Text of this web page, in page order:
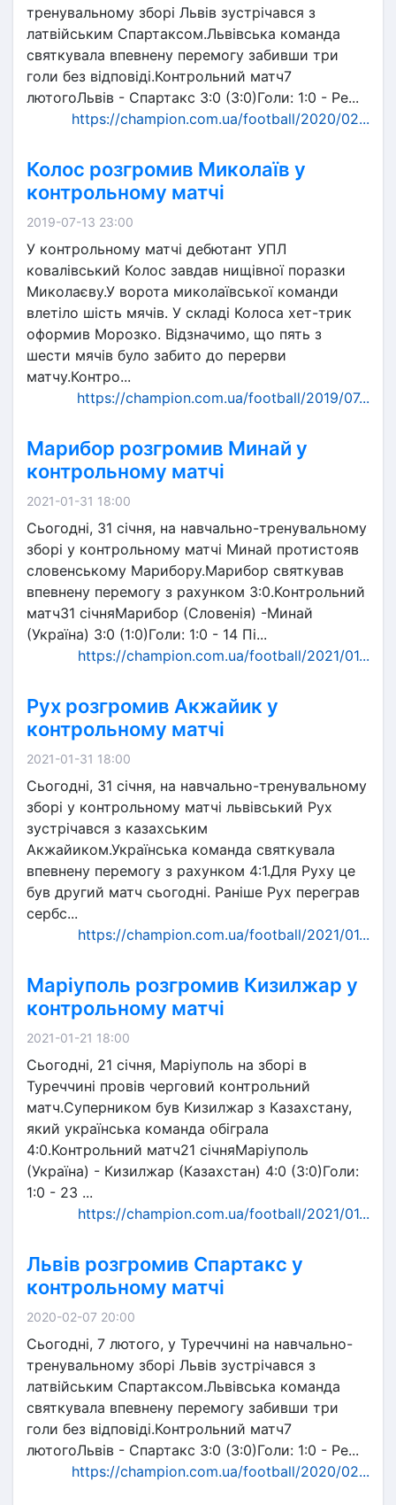
тренувальному зборі Львів зустрічався з
латвійським Спартаксом.Львівська команда
святкувала впевнену перемогу забивши три
голи без відповіді.Контрольний матч7
лютогоЛьвів - Спартакс 3:0 (3:0)Голи: 1:0 - Ре...
https://champion.com.ua/football/2020/02...
Колос розгромив Миколаїв у
контрольному матчі
2019-07-13 23:00
У контрольному матчі дебютант УПЛ
ковалівський Колос завдав нищівної поразки
Миколаєву.У ворота миколаївської команди
влетіло шість мячів. У складі Колоса хет-трик
оформив Морозко. Відзначимо, що пять з
шести мячів було забито до перерви
матчу.Контро...
https://champion.com.ua/football/2019/07...
Марибор розгромив Минай у
контрольному матчі
2021-01-31 18:00
Сьогодні, 31 січня, на навчально-тренувальному
зборі у контрольному матчі Минай протистояв
словенському Марибору.Марибор святкував
впевнену перемогу з рахунком 3:0.Контрольний
матч31 січняМарибор (Словенія) -Минай
(Україна) 3:0 (1:0)Голи: 1:0 - 14 Пі...
https://champion.com.ua/football/2021/01...
Рух розгромив Акжайик у
контрольному матчі
2021-01-31 18:00
Сьогодні, 31 січня, на навчально-тренувальному
зборі у контрольному матчі львівський Рух
зустрічався з казахським
Акжайиком.Українська команда святкувала
впевнену перемогу з рахунком 4:1.Для Руху це
був другий матч сьогодні. Раніше Рух переграв
сербс...
https://champion.com.ua/football/2021/01...
Маріуполь розгромив Кизилжар у
контрольному матчі
2021-01-21 18:00
Сьогодні, 21 січня, Маріуполь на зборі в
Туреччині провів черговий контрольний
матч.Суперником був Кизилжар з Казахстану,
який українська команда обіграла
4:0.Контрольний матч21 січняМаріуполь
(Україна) - Кизилжар (Казахстан) 4:0 (3:0)Голи:
1:0 - 23 ...
https://champion.com.ua/football/2021/01...
Львів розгромив Спартакс у
контрольному матчі
2020-02-07 20:00
Сьогодні, 7 лютого, у Туреччині на навчально-
тренувальному зборі Львів зустрічався з
латвійським Спартаксом.Львівська команда
святкувала впевнену перемогу забивши три
голи без відповіді.Контрольний матч7
лютогоЛьвів - Спартакс 3:0 (3:0)Голи: 1:0 - Ре...
https://champion.com.ua/football/2020/02...